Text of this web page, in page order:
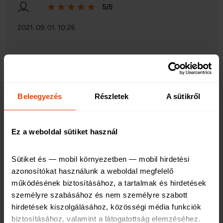
Beleegyezés Részletek A sütikről
Ez a weboldal sütiket használ
Sütiket és — mobil környezetben — mobil hirdetési
azonosítókat használunk a weboldal megfelelő
működésének biztosításához, a tartalmak és hirdetések
személyre szabásához és nem személyre szabott
hirdetések kiszolgálásához, közösségi média funkciók
biztosításához, valamint a látogatottság elemzéséhez.
5/5
2021. 09. 01. 10:26
elképzelésemnek, bár egy-két baleseti esemény
biztosítottságát még hozzáadnám. A leírás könnyen érthető,
beszéltem.
Utazás alatt:
Nem történt káresemény.
Utazás után: